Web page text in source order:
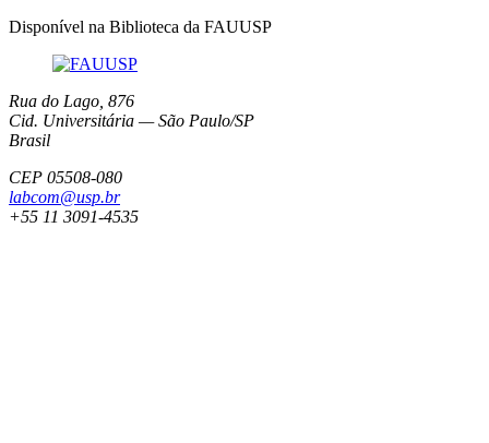
Disponível na Biblioteca da FAUUSP
Rua do Lago, 876
Cid. Universitária — São Paulo/SP
Brasil
CEP 05508-080
labcom@usp.br
+55 11 3091-4535